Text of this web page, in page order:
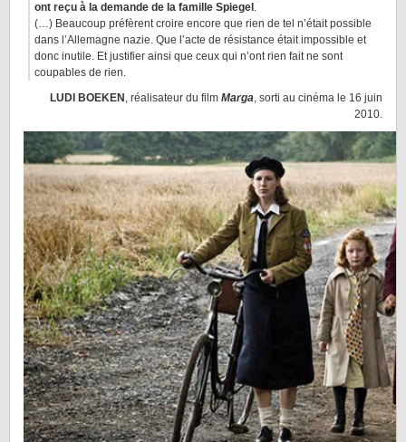
ont reçu à la demande de la famille Spiegel .
(…) Beaucoup préfèrent croire encore que rien de tel n’était possible
dans l’Allemagne nazie. Que l’acte de résistance était impossible et
donc inutile. Et justifier ainsi que ceux qui n’ont rien fait ne sont
coupables de rien.
LUDI BOEKEN , réalisateur du film Marga, sorti au cinéma le 16 juin
2010.